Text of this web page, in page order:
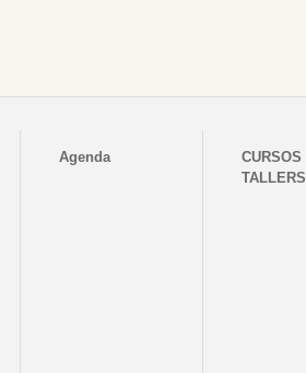
Agenda
CURSOS I
TALLERS